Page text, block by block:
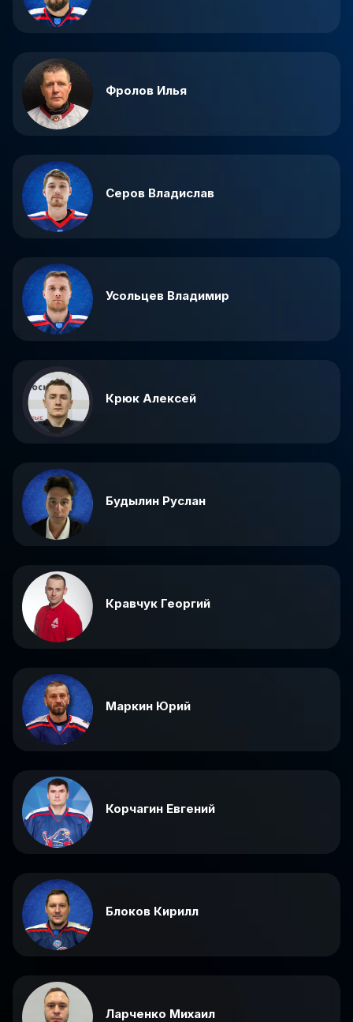
Фролов Илья
Серов Владислав
Усольцев Владимир
Крюк Алексей
Будылин Руслан
Кравчук Георгий
Маркин Юрий
Корчагин Евгений
Блоков Кирилл
Ларченко Михаил